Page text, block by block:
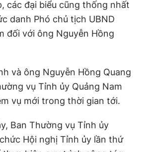
các đại biểu cũng thống nhất
danh Phó chủ tịch UBND
đối với ông Nguyễn Hồng
và ông Nguyễn Hồng Quang
vụ Tỉnh ủy Quảng Nam
vụ mới trong thời gian tới.
Ban Thường vụ Tỉnh ủy
Hội nghị Tỉnh ủy lần thứ